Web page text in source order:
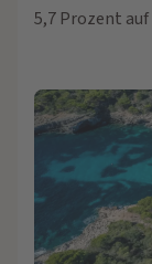
5,7 Prozent